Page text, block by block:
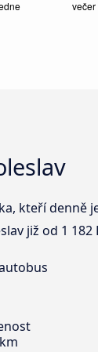
kteří denně
již od 1 182